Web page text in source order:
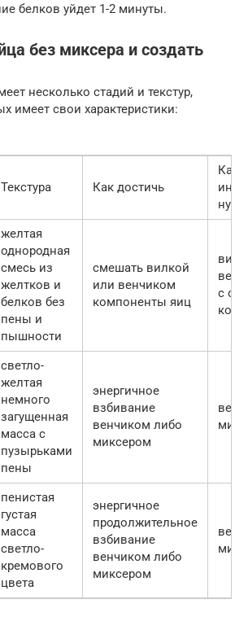
белков уйдет 1-2 минуты.
без миксера и создать
несколько стадий и текстур,
имеет свои характеристики:
Текстура Как достичь
желтая
однородная
смесь из
желтков и
белков без
пены и
пышности
смешать вилкой
или венчиком
компоненты яиц
с
светло-
желтая
немного
загущенная
масса с
пузырьками
пены
энергичное
взбивание
венчиком либо
миксером
пенистая
густая
масса
светло-
кремового
цвета
энергичное
продолжительное
взбивание
венчиком либо
миксером